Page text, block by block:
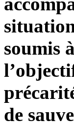
soumis
de